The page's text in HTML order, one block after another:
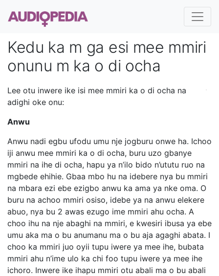
Kedu ka m ga esi mee mmiri
onunu m ka o di ocha
Lee otu inwere ike isi mee mmiri ka o di ocha na
adighi oke onu:
Anwu
Anwu nadi egbu ufodu umu nje jogburu onwe ha. Ichoo
iji anwu mee mmiri ka o di ocha, buru uzo gbanye
mmiri na ihe di ocha, hapu ya n’ilo bido n’ututu ruo na
mgbede ehihie. Gbaa mbo hu na idebere nya bu mmiri
na mbara ezi ebe ezigbo anwu ka ama ya nke oma. O
buru na achoo mmiri osiso, idebe ya na anwu elekere
abuo, nya bu 2 awas ezugo ime mmiri ahu ocha. A
choo ihu na nje abaghi na mmiri, e kwesiri ibusa ya ebe
umu aka ma o bu anumanu ma o bu aja agaghi abata. I
choo ka mmiri juo oyii tupu iwere ya mee ihe, bubata
mmiri ahu n’ime ulo ka chi foo tupu iwere ya mee ihe
ichoro. Inwere ike ihapu mmiri otu abali ma o bu abali